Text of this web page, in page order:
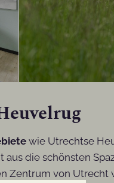
wie Utrechtse
die schönsten
Zentrum von Utrecht